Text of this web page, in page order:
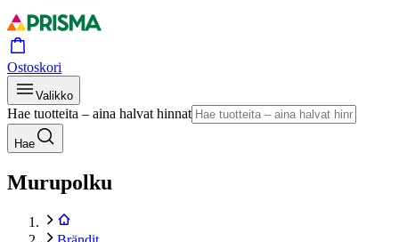
Ostoskori
Valikko
Hae tuotteita – aina halvat hinnat
Hae
Murupolku